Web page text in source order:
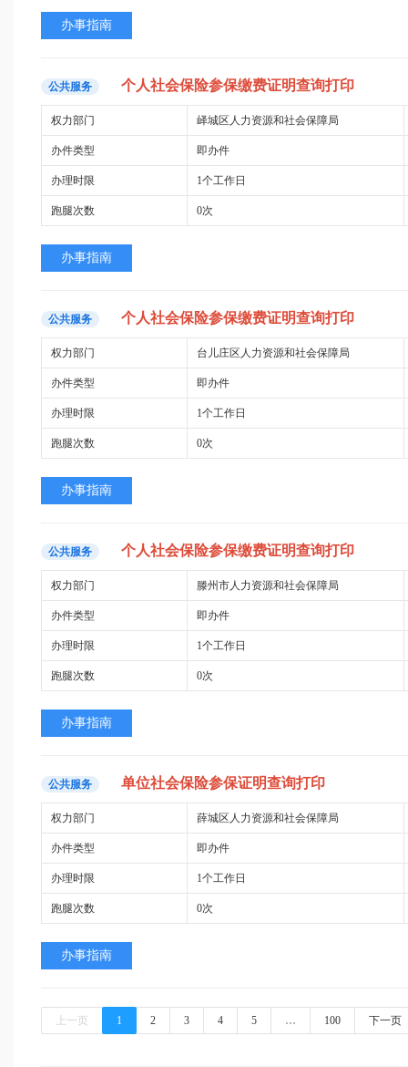
办事指南
公共服务 个人社会保险参保缴费证明查询打印
权力部门 峄城区人力资源和社会保障局
办件类型 即办件
办理时限 1个工作日
跑腿次数 0次
办事指南
公共服务 个人社会保险参保缴费证明查询打印
权力部门 台儿庄区人力资源和社会保障局
办件类型 即办件
办理时限 1个工作日
跑腿次数 0次
办事指南
公共服务 个人社会保险参保缴费证明查询打印
权力部门 滕州市人力资源和社会保障局
办件类型 即办件
办理时限 1个工作日
跑腿次数 0次
办事指南
公共服务 单位社会保险参保证明查询打印
权力部门 薛城区人力资源和社会保障局
办件类型 即办件
办理时限 1个工作日
跑腿次数 0次
办事指南
上一页 1 2 3 4 5 … 100 下一页